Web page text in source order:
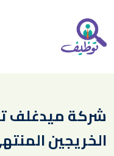
شركة ميدغلف
الخريجين